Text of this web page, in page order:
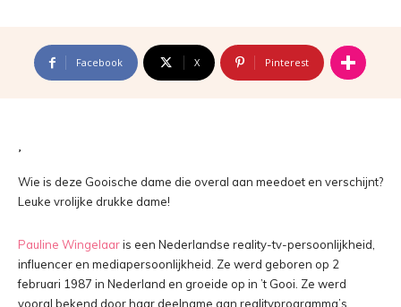
Facebook X Pinterest
Wie is deze Gooische dame die overal aan meedoet en verschijnt?
Leuke vrolijke drukke dame!
Pauline Wingelaaris een Nederlandse reality-tv-persoonlijkheid,
influencer en mediapersoonlijkheid. Ze werd geboren op 2
februari 1987 in Nederland en groeide op in ’t Gooi. Ze werd
vooral bekend door haar deelname aan realityprogramma’s